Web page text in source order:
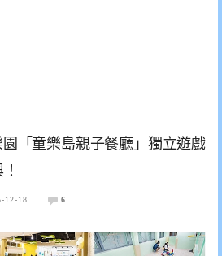
「童樂島親子餐廳」獨立遊戲
12-18 6